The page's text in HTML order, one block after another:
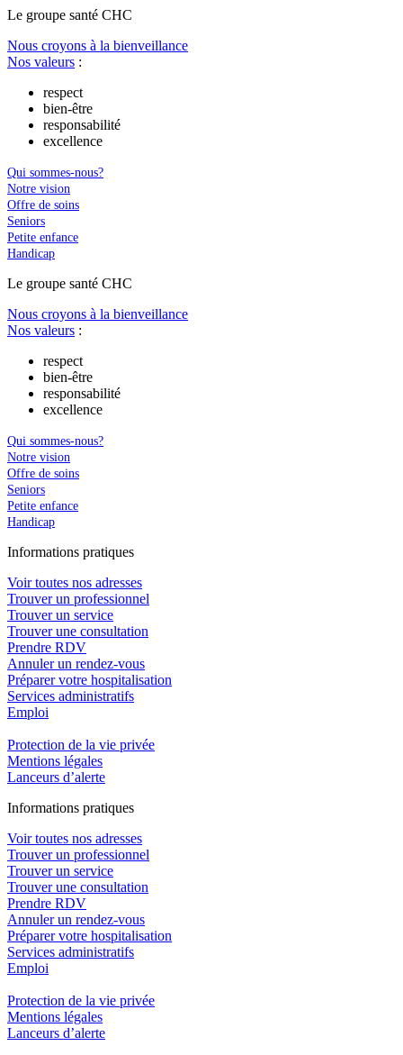
Le groupe santé CHC
Nous croyons à la bienveillance
Nos valeurs :
respect
bien-être
responsabilité
excellence
Qui sommes-nous?
Notre vision
Offre de soins
Seniors
Petite enfance
Handicap
Le groupe santé CHC
Nous croyons à la bienveillance
Nos valeurs :
respect
bien-être
responsabilité
excellence
Qui sommes-nous?
Notre vision
Offre de soins
Seniors
Petite enfance
Handicap
Informations pratiques
Voir toutes nos adresses
Trouver un professionnel
Trouver un service
Trouver une consultation
Prendre RDV
Annuler un rendez-vous
Préparer votre hospitalisation
Services administratifs
Emploi​
Protection de la vie privée
Mentions légales
Lanceurs d’alerte
Informations pratiques
Voir toutes nos adresses
Trouver un professionnel
Trouver un service
Trouver une consultation
Prendre RDV
Annuler un rendez-vous
Préparer votre hospitalisation
Services administratifs
Emploi​
Protection de la vie privée
Mentions légales
Lanceurs d’alerte